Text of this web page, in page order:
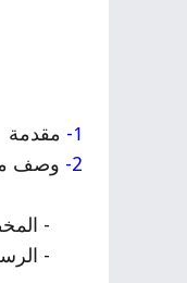
1
- مقدمة
2-
وصف
-
- الرسم